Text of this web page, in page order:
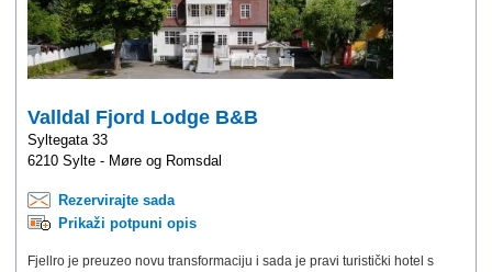
Valldal Fjord Lodge B&B
Syltegata 33
6210 Sylte - Møre og Romsdal
Rezervirajte sada
Prikaži potpuni opis
Fjellro je preuzeo novu transformaciju i sada je pravi turistički hotel s